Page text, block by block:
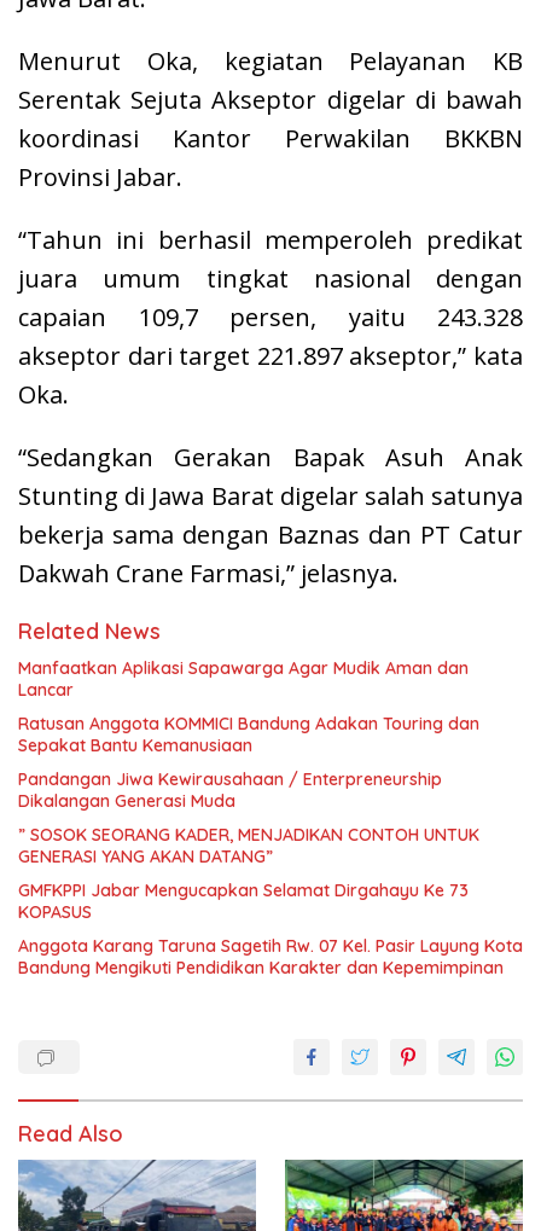
Menurut Oka, kegiatan Pelayanan KB
Serentak Sejuta Akseptor digelar di bawah
koordinasi Kantor Perwakilan BKKBN
Provinsi Jabar.
“Tahun ini berhasil memperoleh predikat
juara umum tingkat nasional dengan
capaian 109,7 persen, yaitu 243.328
akseptor dari target 221.897 akseptor,” kata
Oka.
“Sedangkan Gerakan Bapak Asuh Anak
Stunting di Jawa Barat digelar salah satunya
bekerja sama dengan Baznas dan PT Catur
Dakwah Crane Farmasi,” jelasnya.
Related News
Manfaatkan Aplikasi Sapawarga Agar Mudik Aman dan
Lancar
Ratusan Anggota KOMMICI Bandung Adakan Touring dan
Sepakat Bantu Kemanusiaan
Pandangan Jiwa Kewirausahaan / Enterpreneurship
Dikalangan Generasi Muda
” SOSOK SEORANG KADER, MENJADIKAN CONTOH UNTUK
GENERASI YANG AKAN DATANG”
GMFKPPI Jabar Mengucapkan Selamat Dirgahayu Ke 73
KOPASUS
Anggota Karang Taruna Sagetih Rw. 07 Kel. Pasir Layung Kota
Bandung Mengikuti Pendidikan Karakter dan Kepemimpinan
Read Also